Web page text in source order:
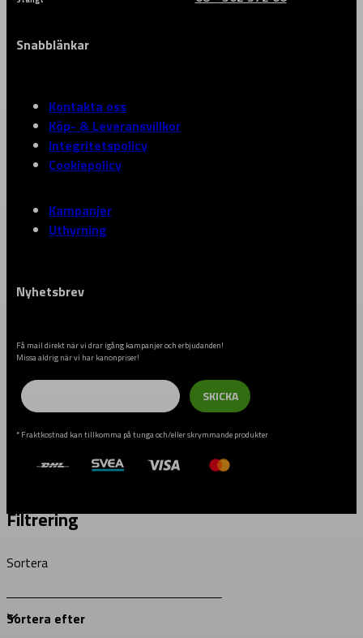
Snabblänkar
Kontakta oss
Köp- & Leveransvillkor
Integritetspolicy
Cookiepolicy
Kampanjer
Uthyrning
Nyhetsbrev
Få mail direkt när vi drar igång kampanjer och erbjudanden!
Missa aldrig när vi har kanonpriser!
Email
SKICKA
* Fraktkostnad kan tillkomma på tunga och/eller skrymmande produkter
Filtrering
Sortera